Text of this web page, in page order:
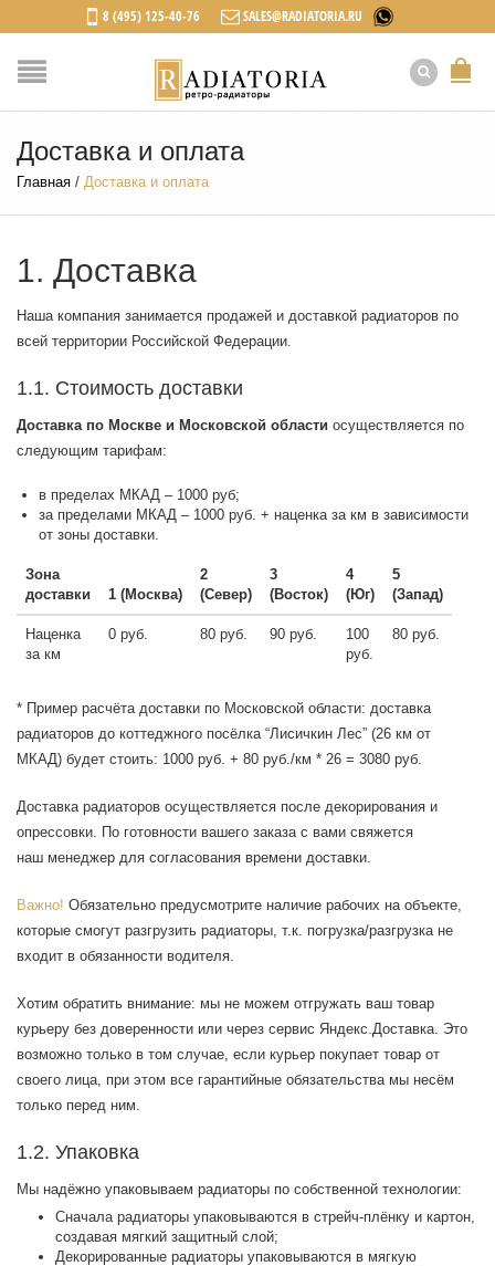
8 (495) 125-40-76 SALES@RADIATORIA.RU
Доставка и оплата
Главная / Доставка и оплата
1. Доставка
Наша компания занимается продажей и доставкой радиаторов по
всей территории Российской Федерации.
1.1. Стоимость доставки
Доставка по Москве и Московской области осуществляется по
следующим тарифам:
в пределах МКАД – 1000 руб;
за пределами МКАД – 1000 руб. + наценка за км в зависимости
от зоны доставки.
Зона
доставки
1 (Москва)
2
(Север)
3
(Восток)
4
(Юг)
5
(Запад)
Наценка
за км
0 руб. 80 руб. 90 руб.
100
руб.
80 руб.
* Пример расчёта доставки по Московской области: доставка
радиаторов до коттеджного посёлка “Лисичкин Лес” (26 км от
МКАД) будет стоить: 1000 руб. + 80 руб./км * 26 = 3080 руб.
Доставка радиаторов осуществляется после декорирования и
опрессовки. По готовности вашего заказа с вами свяжется
наш менеджер для согласования времени доставки.
Важно! Обязательно предусмотрите наличие рабочих на объекте,
которые смогут разгрузить радиаторы, т.к. погрузка/разгрузка не
входит в обязанности водителя.
Хотим обратить внимание: мы не можем отгружать ваш товар
курьеру без доверенности или через сервис Яндекс.Доставка. Это
возможно только в том случае, если курьер покупает товар от
своего лица, при этом все гарантийные обязательства мы несём
только перед ним.
1.2. Упаковка
Мы надёжно упаковываем радиаторы по собственной технологии:
Сначала радиаторы упаковываются в стрейч-плёнку и картон,
создавая мягкий защитный слой;
Декорированные радиаторы упаковываются в мягкую